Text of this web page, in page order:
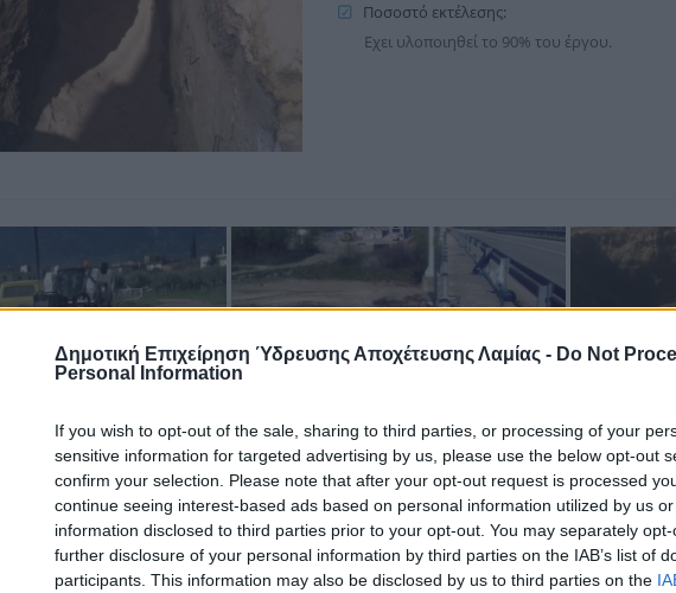
Δημοτική Επιχείρηση Ύδρευσης Αποχέτευσης Λαμίας - Do Not
Personal Information
If you wish to opt-out of the sale, sharing to third parties, or processing of your
sensitive information for targeted advertising by us, please use the below opt-out
confirm your selection. Please note that after your opt-out request is processed
continue seeing interest-based ads based on personal information utilized by us
information disclosed to third parties prior to your opt-out. You may separately
further disclosure of your personal information by third parties on the IAB’s list of
participants. This information may also be disclosed by us to third parties on the
Ποσοστό εκτέλεσης:
Εχει υλοποιηθεί το 90% του έργου.